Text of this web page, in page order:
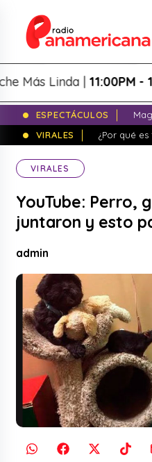
Linda |11:00PM -
ESPECTÁCULOS
VIRALES
¿Por qué
VIRALES
YouTube: Perro,
juntaron y esto
admin